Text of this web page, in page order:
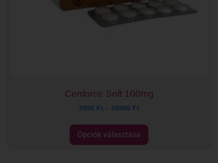
Cenforce Soft 100mg
3990 Ft – 39990 Ft
Opciók választása